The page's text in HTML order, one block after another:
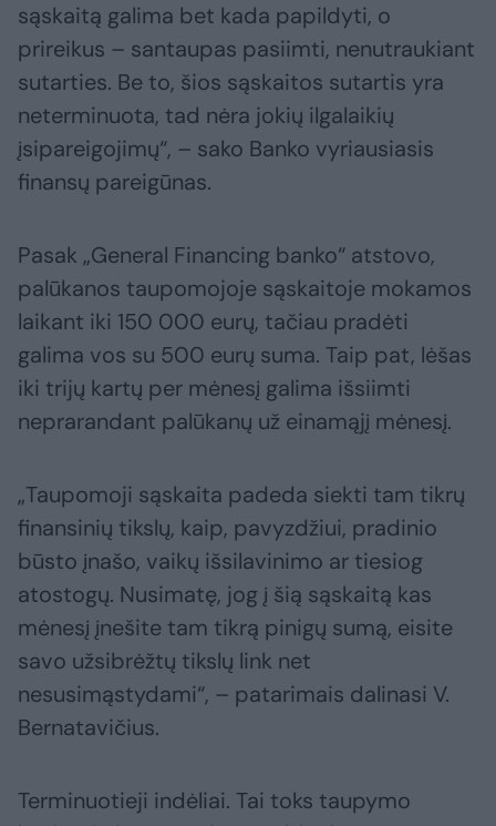
sąskaitą galima bet kada papildyti, o
prireikus – santaupas pasiimti, nenutraukiant
sutarties. Be to, šios sąskaitos sutartis yra
neterminuota, tad nėra jokių ilgalaikių
įsipareigojimų“, – sako Banko vyriausiasis
finansų pareigūnas.
Pasak „General Financing banko“ atstovo,
palūkanos taupomojoje sąskaitoje mokamos
laikant iki 150 000 eurų, tačiau pradėti
galima vos su 500 eurų suma. Taip pat, lėšas
iki trijų kartų per mėnesį galima išsiimti
neprarandant palūkanų už einamąjį mėnesį.
„Taupomoji sąskaita padeda siekti tam tikrų
finansinių tikslų, kaip, pavyzdžiui, pradinio
būsto įnašo, vaikų išsilavinimo ar tiesiog
atostogų. Nusimatę, jog į šią sąskaitą kas
mėnesį įnešite tam tikrą pinigų sumą, eisite
savo užsibrėžtų tikslų link net
nesusimąstydami“, – patarimais dalinasi V.
Bernatavičius.
Terminuotieji indėliai. Tai toks taupymo